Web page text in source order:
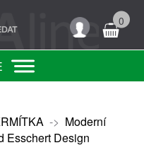
0
-> Moderní
Esschert Design